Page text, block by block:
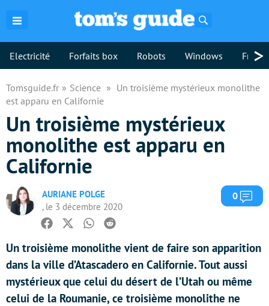
Electricité Forfaits box Robots Windows >
Tomsguide.fr Science
Un troisième mystérieux monolithe
est apparu en Californie
Un troisième mystérieux
monolithe est apparu en
Californie
AURIANE POLGE
, le 3 décembre 2020
0
Facebook
TwitterWhatsapp
Reddit
Un troisième monolithe vient de faire son apparition
dans la ville d’Atascadero en Californie. Tout aussi
mystérieux que celui du désert de l’Utah ou même
celui de la Roumanie, ce troisième monolithe ne